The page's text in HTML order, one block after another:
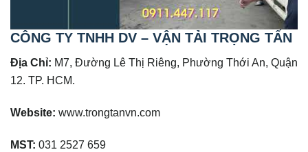
CÔNG TY TNHH DV – VẬN TẢI TRỌNG TẤN
Địa Chỉ: M7, Đường Lê Thị Riêng, Phường Thới An, Quận
12. TP. HCM.
Website: www.trongtanvn.com
MST: 031 2527 659